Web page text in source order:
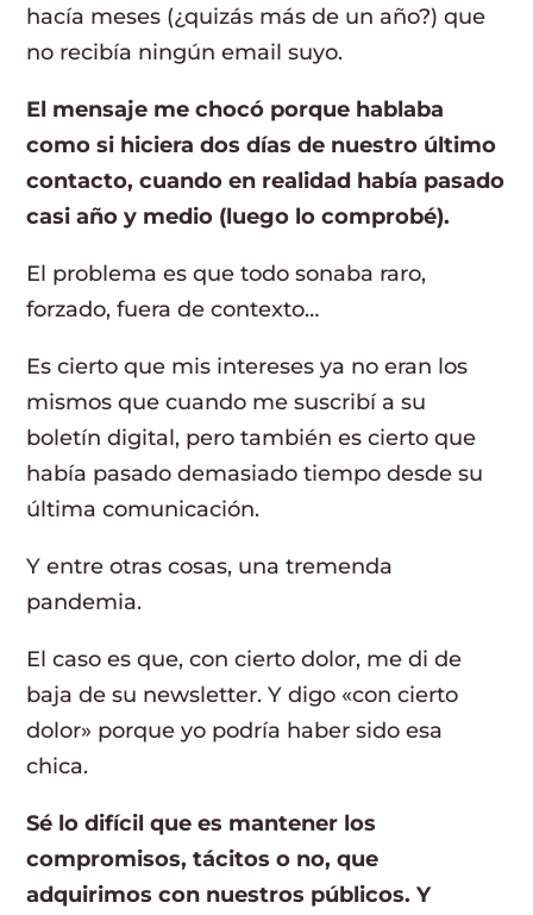
hacía meses (¿quizás más de un año?) que
no recibía ningún email suyo.
El mensaje me chocó porque hablaba
como si hiciera dos días de nuestro último
contacto, cuando en realidad había pasado
casi año y medio (luego lo comprobé).
El problema es que todo sonaba raro,
forzado, fuera de contexto…
Es cierto que mis intereses ya no eran los
mismos que cuando me suscribí a su
boletín digital, pero también es cierto que
había pasado demasiado tiempo desde su
última comunicación.
Y entre otras cosas, una tremenda
pandemia.
El caso es que, con cierto dolor, me di de
baja de su newsletter. Y digo «con cierto
dolor» porque yo podría haber sido esa
chica.
Sé lo difícil que es mantener los
compromisos, tácitos o no, que
adquirimos con nuestros públicos. Y